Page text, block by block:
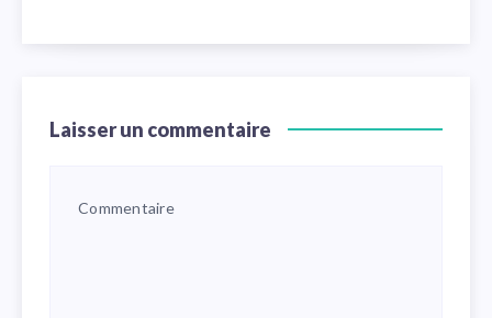
Laisser un commentaire